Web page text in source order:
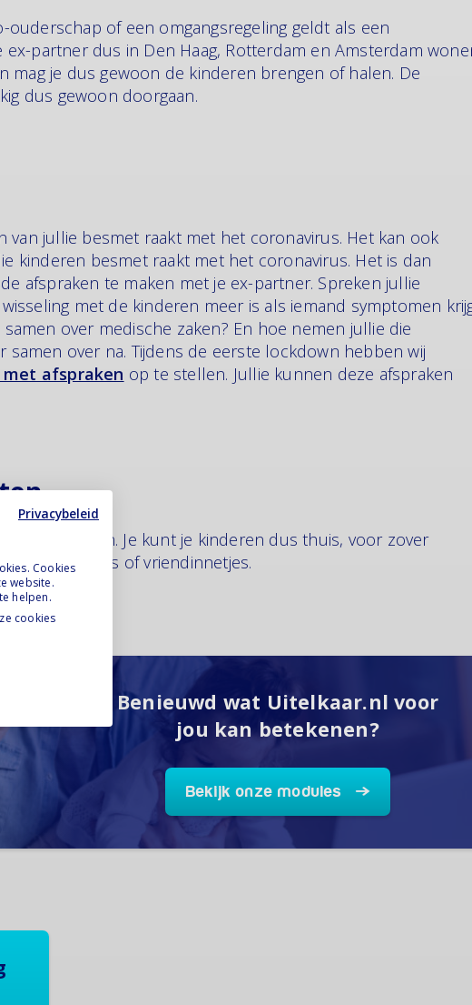
ouderschap of een omgangsregeling geldt als een
ex-partner dus in Den Haag, Rotterdam en Amsterdam
mag je dus gewoon de kinderen brengen of halen. De
dus gewoon doorgaan.
van jullie besmet raakt met het coronavirus. Het kan ook
kinderen besmet raakt met het coronavirus. Het is dan
afspraken te maken met je ex-partner. Spreken jullie
met de kinderen meer is als iemand symptomen
over medische zaken? En hoe nemen jullie die
samen over na. Tijdens de eerste lockdown hebben wij
afspraken op te stellen. Jullie kunnen deze afspraken
ontvangen. Je kunt je kinderen dus thuis, voor zover
met vriendjes of vriendinnetjes.
Benieuwd wat Uitelkaar.nl voor
jou kan betekenen?
Bekijk onze modules
Privacybeleid
Cookies
website.
helpen.
cookies